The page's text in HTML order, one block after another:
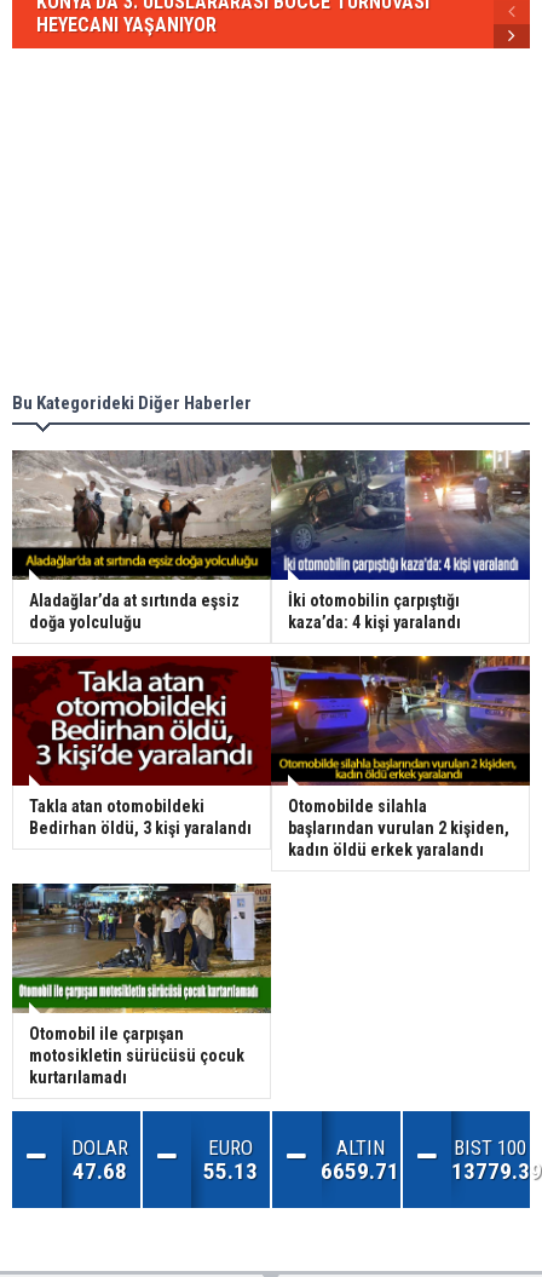
HEYECANI YAŞANIYOR
Bu Kategorideki Diğer Haberler
Aladağlar’da at sırtında eşsiz
doğa yolculuğu
İki otomobilin çarpıştığı
kaza’da: 4 kişi yaralandı
Takla atan otomobildeki
Bedirhan öldü, 3 kişi yaralandı
Otomobilde silahla
başlarından vurulan 2 kişiden,
kadın öldü erkek yaralandı
Otomobil ile çarpışan
motosikletin sürücüsü çocuk
kurtarılamadı
DOLAR
47.68
EURO
55.13
ALTIN
6659.71
BIST 100
13779.39